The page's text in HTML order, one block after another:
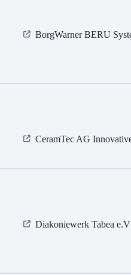
BorgWarner BERU
CeramTec AG
Diakoniewerk Tabea e.V